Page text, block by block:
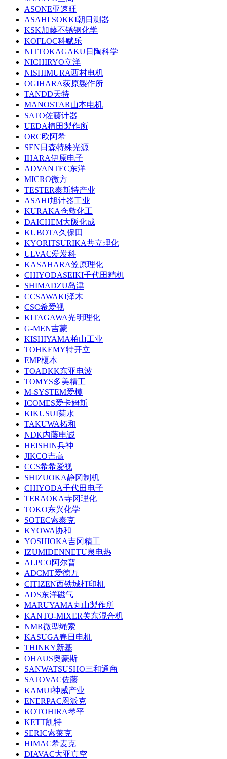
ASONE亚速旺
ASAHI SOKKI朝日测器
KSK加藤不锈钢化学
KOFLOC科赋乐
NITTOKAGAKU日陶科学
NICHIRYO立洋
NISHIMURA西村电机
OGIHARA荻原製作所
TANDD天特
MANOSTAR山本电机
SATO佐藤计器
UEDA植田製作所
ORC欧阿希
SEN日森特殊光源
IHARA伊原电子
ADVANTEC东洋
MICRO微方
TESTER泰斯特产业
ASAHI旭计器工业
KURAKA仓敷化工
DAICHEM大阪化成
KUBOTA久保田
KYORITSURIKA共立理化
ULVAC爱发科
KASAHARA笠原理化
CHIYODASEIKI千代田精机
SHIMADZU岛津
CCSAWAKI泽木
CSC希爱视
KITAGAWA光明理化
G-MEN吉蒙
KISHIYAMA柏山工业
TOHKEMY特开立
EMP榎本
TOADKK东亚电波
TOMYS多美精工
M-SYSTEM爱模
ICOMES爱卡姆斯
KIKUSUI菊水
TAKUWA拓和
NDK内藤电诚
HEISHIN兵神
JIKCO吉高
CCS希希爱视
SHIZUOKA静冈制机
CHIYODA千代田电子
TERAOKA寺冈理化
TOKO东兴化学
SOTEC索泰克
KYOWA协和
YOSHIOKA吉冈精工
IZUMIDENNETU泉电热
ALPCO阿尔普
ADCMT爱德万
CITIZEN西铁城打印机
ADS东洋磁气
MARUYAMA丸山製作所
KANTO-MIXER关东混合机
NMR微型绳索
KASUGA春日电机
THINKY新基
OHAUS奥豪斯
SANWATSUSHO三和通商
SATOVAC佐藤
KAMUI神威产业
ENERPAC恩派克
KOTOHIRA琴平
KETT凯特
SERIC索莱克
HIMAC希麦克
DIAVAC大亚真空